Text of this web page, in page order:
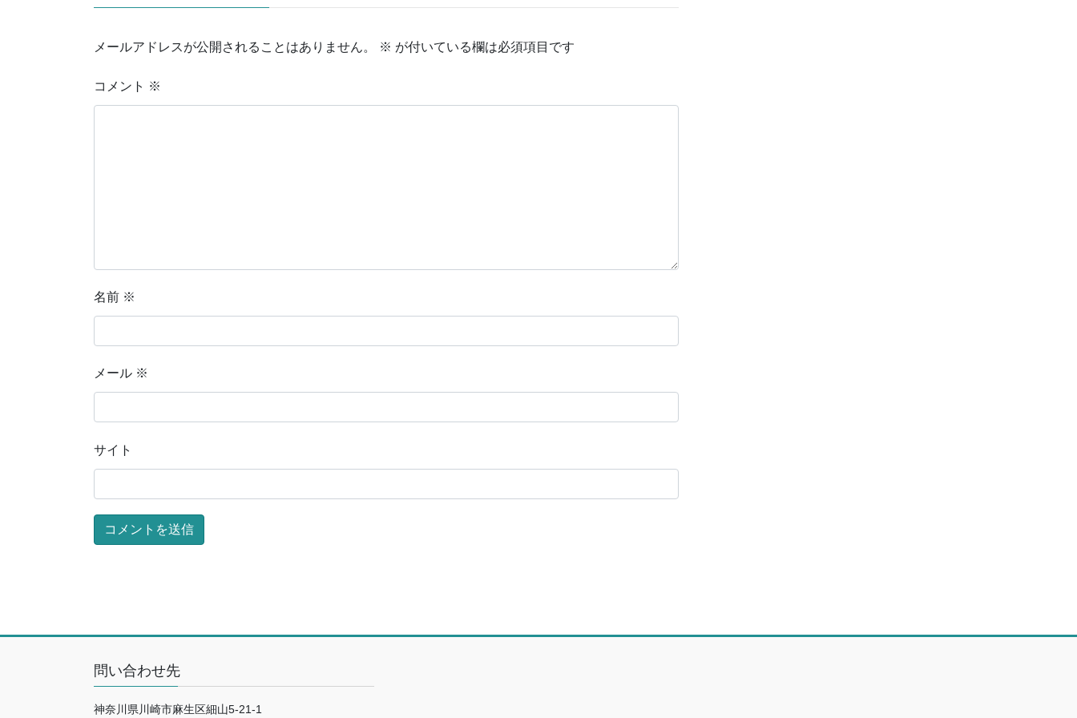
メールアドレスが公開されることはありません。 ※ が付いている欄は必須項目です
コメント ※
名前 ※
メール ※
サイト
問い合わせ先
神奈川県川崎市麻生区細山5-21-1